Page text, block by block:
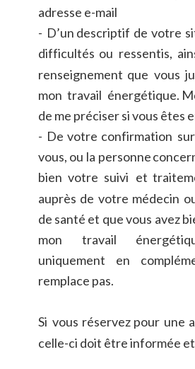
adresse e-mail
- D’un descriptif de votre
difficultés ou ressentis,
renseignement que vous
mon travail énergétique.
de me préciser si vous êtes
- De votre confirmation sur
vous, ou la personne
bien votre suivi et
auprès de votre médecin
de santé et quevous avez
mon
travail
uniquement
en
remplace pas.
Si vous réservez pour une
celle-ci doit être informée